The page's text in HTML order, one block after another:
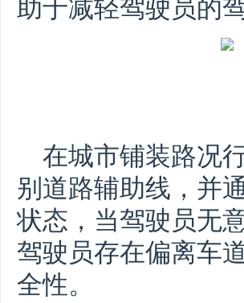
在城市铺装路况
别道路辅助线，并
状态，当驾驶员无
驾驶员存在偏离车
全性。